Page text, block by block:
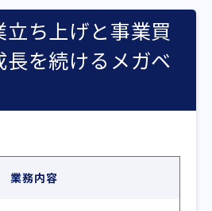
ち上げと事業買
を続けるメガベ
業務内容